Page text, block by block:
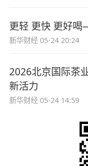
更轻 更快 更好
新华财经 05-24 20:24
2026北京国际茶
新活力
新华财经 05-24 14:59